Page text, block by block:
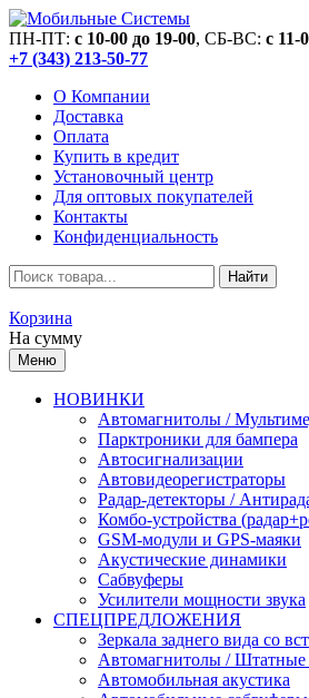
ПН-ПТ: c 10-00 до 19-00, СБ-ВС: c 11-
+7 (343) 213-50-77
О Компании
Доставка
Оплата
Купить в кредит
Установочный центр
Для оптовых покупателей
Контакты
Конфиденциальность
Найти
Корзина
На сумму
Меню
НОВИНКИ
Автомагнитолы /
Парктроники для бампера
Автосигнализации
Автовидеорегистраторы
Радар-детекторы /
Комбо-устройства
GSM-модули и GPS-маяки
Акустические динамики
Сабвуферы
Усилители мощности звука
СПЕЦПРЕДЛОЖЕНИЯ
Зеркала заднего вида со
Автомагнитолы / Штатные
Автомобильная акустика